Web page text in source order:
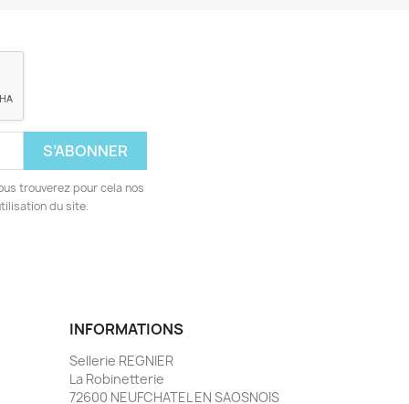
trouverez pour cela nos
du site.
INFORMATIONS
Sellerie REGNIER
La Robinetterie
72600 NEUFCHATEL EN SAOSNOIS